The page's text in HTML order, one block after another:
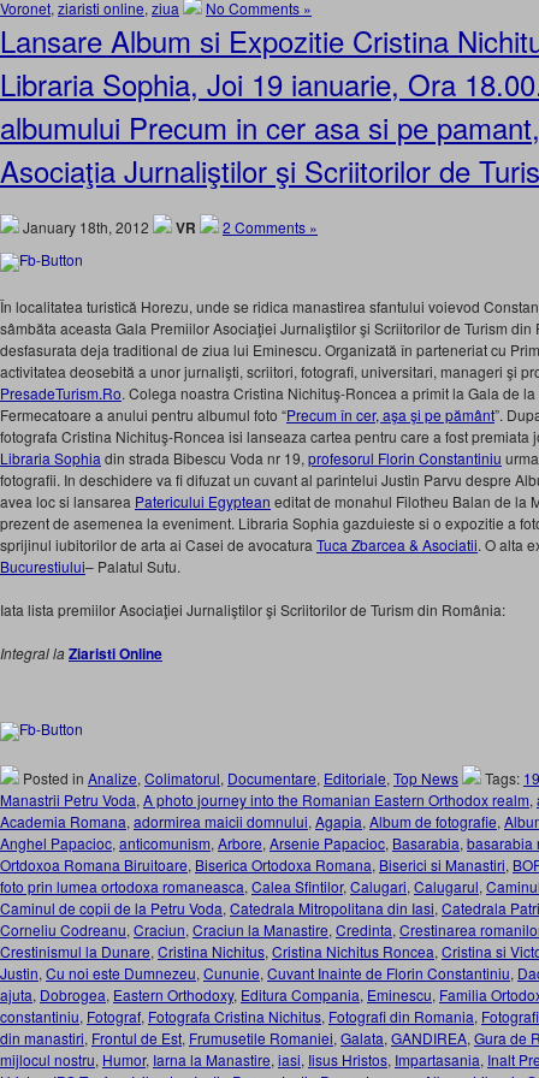
Voronet, ziaristi online, ziua No Comments »
Lansare Album si Expozitie Cristina
Libraria Sophia, Joi 19 ianuarie, Ora
albumului Precum in cer asa si pe
Asociaţia Jurnaliştilor şi Scriitorilor de
January 18th, 2012 VR 2 Comments »
În localitatea turistică Horezu, unde se ridica manastirea sfantului voievod
sâmbăta aceasta Gala Premiilor Asociaţiei Jurnaliştilor şi Scriitorilor de Turism
desfasurata deja traditional de ziua lui Eminescu. Organizată în parteneriat cu
activitatea deosebită a unor jurnalişti, scriitori, fotografi, universitari, manageri şi
PresadeTurism.Ro. Colega noastra Cristina Nichituş-Roncea a primit la Gala de
Fermecatoare a anului pentru albumul foto “Precum în cer, aşa şi pe pământ”.
fotografa Cristina Nichituş-Roncea isi lanseaza cartea pentru care a fost premiata
Libraria Sophia din strada Bibescu Voda nr 19, profesorul Florin Constantiniu
fotografii. In deschidere va fi difuzat un cuvant al parintelui Justin Parvu despre
avea loc si lansarea Patericului Egyptean editat de monahul Filotheu Balan de la
prezent de asemenea la eveniment. Libraria Sophia gazduieste si o expozitie a
sprijinul iubitorilor de arta ai Casei de avocatura Tuca Zbarcea & Asociatii. O alta
Bucurestiului– Palatul Sutu.
Iata lista premiilor Asociaţiei Jurnaliştilor şi Scriitorilor de Turism din România:
Integral laZiaristi Online
Posted in Analize, Colimatorul, Documentare, Editoriale, Top News Tags:
Manastrii Petru Voda, A photo journey into the Romanian Eastern Orthodox realm,
Academia Romana, adormirea maicii domnului, Agapia, Album de fotografie,
Anghel Papacioc, anticomunism, Arbore, Arsenie Papacioc, Basarabia, basarabia
Ortdoxoa Romana Biruitoare, Biserica Ortodoxa Romana, Biserici si Manastiri,
foto prin lumea ortodoxa romaneasca, Calea Sfintilor, Calugari, Calugarul,
Caminul de copii de la Petru Voda, Catedrala Mitropolitana din Iasi, Catedrala
Corneliu Codreanu, Craciun, Craciun la Manastire, Credinta, Crestinarea
Crestinismul la Dunare, Cristina Nichitus, Cristina Nichitus Roncea, Cristina si
Justin, Cu noi este Dumnezeu, Cununie, Cuvant Inainte de Florin Constantiniu,
ajuta, Dobrogea, Eastern Orthodoxy, Editura Compania, Eminescu, Familia
constantiniu, Fotograf, Fotografa Cristina Nichitus, Fotografi din Romania,
din manastiri, Frontul de Est, Frumusetile Romaniei, Galata, GANDIREA, Gura de
mijlocul nostru, Humor, Iarna la Manastire, iasi, Iisus Hristos, Impartasania, Inalt